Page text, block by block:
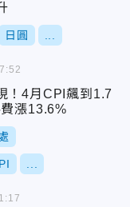
日圓
！4月CPI飆到1.7
漲13.6%